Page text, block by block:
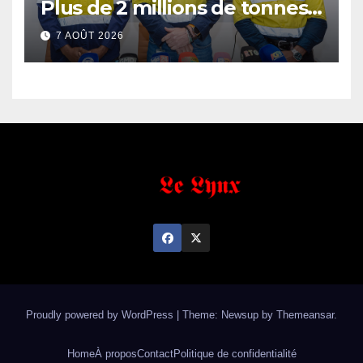
Plus de 2 millions de tonnes
de fer exportées
7 AOÛT 2026
Proudly powered by WordPress Theme: Newsup by Themeansar.
HomeÀ proposContactPolitique de confidentialité